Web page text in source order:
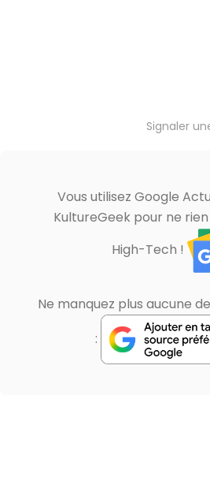
Signaler
Vous utilisez Google
KultureGeek pour ne
High-Tech !
Ne manquez plus aucune
: